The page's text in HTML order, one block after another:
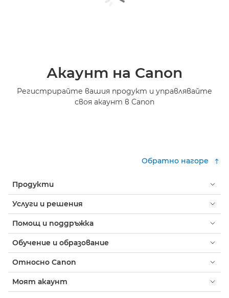
Акаунт на Canon
Регистрирайте вашия продукт и управлявайте
своя акаунт в Canon
Обратно нагоре
Продукти
Услуги и решения
Помощ и поддръжка
Обучение и образование
Относно Canon
Моят акаунт